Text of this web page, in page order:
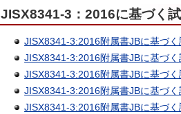
JISX8341-3：2016に基づく
JISX8341-3:2016附属書JBに基づく
JISX8341-3:2016附属書JBに基づく
JISX8341-3:2016附属書JBに基づく
JISX8341-3:2016附属書JBに基づく
JISX8341-3:2016附属書JBに基づく